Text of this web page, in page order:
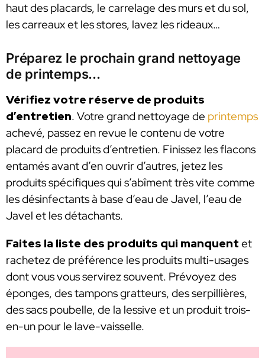
haut des placards, le carrelage des murs et du sol,
les carreaux et les stores, lavez les rideaux…
Préparez le prochain grand nettoyage
de printemps…
Vérifiez votre réserve de produits
d’entretien. Votre grand nettoyage de printemps
achevé, passez en revue le contenu de votre
placard de produits d’entretien. Finissez les flacons
entamés avant d’en ouvrir d’autres, jetez les
produits spécifiques qui s’abîment très vite comme
les désinfectants à base d’eau de Javel, l’eau de
Javel et les détachants.
Faites la liste des produits qui manquent et
rachetez de préférence les produits multi-usages
dont vous vous servirez souvent. Prévoyez des
éponges, des tampons gratteurs, des serpillières,
des sacs poubelle, de la lessive et un produit trois-
en-un pour le lave-vaisselle.